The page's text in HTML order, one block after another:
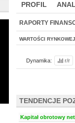
PROFIL
BR LAB
RAPORTY
WARTOŚCI RYNKOWEJ
Dynamika: r/r
TENDENCJE
Kapitał obrotowy